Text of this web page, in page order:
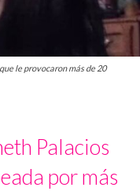
le provocaron más de 20
Palacios
por más